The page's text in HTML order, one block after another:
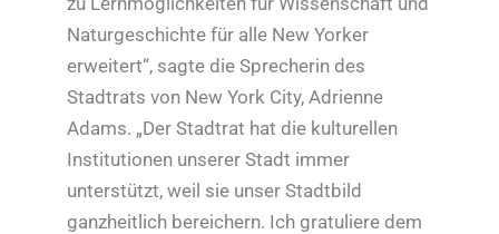
Naturgeschichte für alle New Yorker
erweitert“, sagte die Sprecherin des
Stadtrats von New York City, Adrienne
Adams. „Der Stadtrat hat die kulturellen
Institutionen unserer Stadt immer
unterstützt, weil sie unser Stadtbild
ganzheitlich bereichern. Ich gratuliere dem